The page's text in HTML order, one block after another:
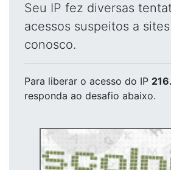
Seu IP fez diversas
acessos suspeitos a
conosco.
Para liberar o acesso do IP
responda ao desafio abaixo.